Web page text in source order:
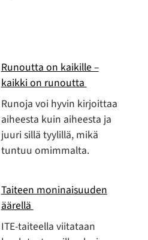
Runoutta on kaikille –
kaikki on runoutta
Runoja voi hyvin kirjoittaa
aiheesta kuin aiheesta ja
juuri sillä tyylillä, mikä
tuntuu omimmalta.
Taiteen moninaisuuden
äärellä
ITE-taiteella viitataan